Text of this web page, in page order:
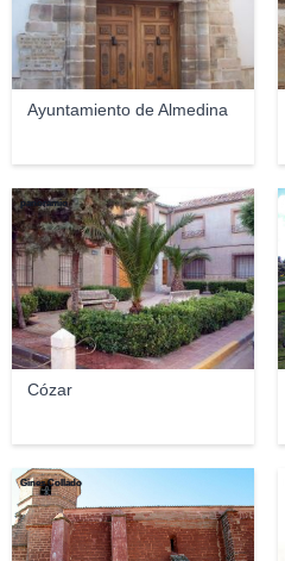
Ayuntamiento de Almedina
Cózar
panoramio
Gines Collado